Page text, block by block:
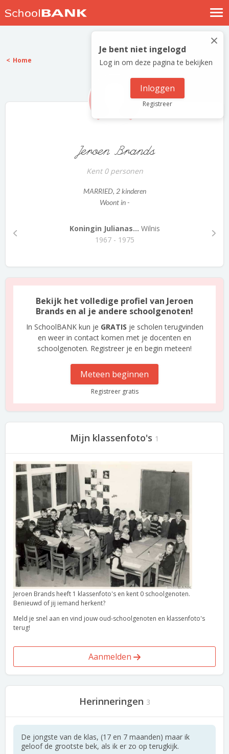
Nostalgische verhalen
Log in
Meld je gratis aan
×
Je bent niet ingelogd
Log in om deze pagina te bekijken
Inloggen
Registreer
Home
Jeroen Brands
Kent 0 personen
MARRIED, 2 kinderen
Woont in -
Koningin Julianas... Wilnis
1967 - 1975
Bekijk het volledige profiel van Jeroen
Brands en al je andere schoolgenoten!
In SchoolBANK kun je GRATIS je scholen terugvinden
en weer in contact komen met je docenten en
schoolgenoten. Registreer je en begin meteen!
Meteen beginnen
Registreer gratis
Mijn klassenfoto's 1
Jeroen Brands heeft 1 klassenfoto's en kent 0 schoolgenoten.
Benieuwd of jij iemand herkent?
Meld je snel aan en vind jouw oud-schoolgenoten en klassenfoto's
terug!
Aanmelden
Herinneringen 3
De jongste van de klas, (17 en 7 maanden) maar ik
geloof de grootste bek, als ik er zo op terugkijk.